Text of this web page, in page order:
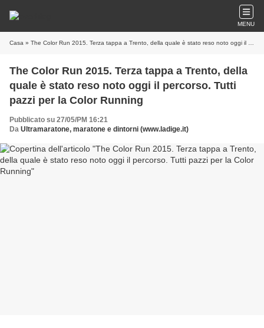
MENU
Casa » The Color Run 2015. Terza tappa a Trento, della quale è stato reso noto oggi il percorso. Tutti pazzi per la Color Running
The Color Run 2015. Terza tappa a Trento, della
quale è stato reso noto oggi il percorso. Tutti
pazzi per la Color Running
Pubblicato su 27/05/PM 16:21
Da Ultramaratone, maratone e dintorni (www.ladige.it)